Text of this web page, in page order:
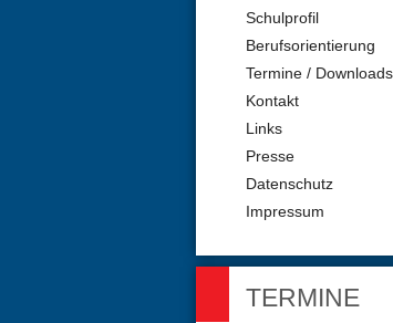
Schulprofil
Berufsorientierung
Termine / Downloads
Kontakt
Links
Presse
Datenschutz
Impressum
TERMINE